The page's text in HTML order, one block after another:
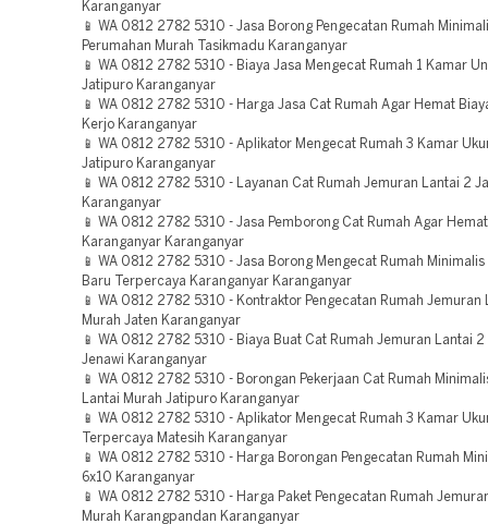
Karanganyar
📱 WA 0812 2782 5310 - Jasa Borong Pengecatan Rumah
Perumahan Murah Tasikmadu Karanganyar
📱 WA 0812 2782 5310 - Biaya Jasa Mengecat Rumah 1 Kamar
Jatipuro Karanganyar
📱 WA 0812 2782 5310 - Harga Jasa Cat Rumah Agar Hemat
Kerjo Karanganyar
📱 WA 0812 2782 5310 - Aplikator Mengecat Rumah 3 Kamar
Jatipuro Karanganyar
📱 WA 0812 2782 5310 - Layanan Cat Rumah Jemuran Lantai 2
Karanganyar
📱 WA 0812 2782 5310 - Jasa Pemborong Cat Rumah Agar
Karanganyar Karanganyar
📱 WA 0812 2782 5310 - Jasa Borong Mengecat Rumah
Baru Terpercaya Karanganyar Karanganyar
📱 WA 0812 2782 5310 - Kontraktor Pengecatan Rumah Jemuran
Murah Jaten Karanganyar
📱 WA 0812 2782 5310 - Biaya Buat Cat Rumah Jemuran Lantai 2
Jenawi Karanganyar
📱 WA 0812 2782 5310 - Borongan Pekerjaan Cat Rumah
Lantai Murah Jatipuro Karanganyar
📱 WA 0812 2782 5310 - Aplikator Mengecat Rumah 3 Kamar
Terpercaya Matesih Karanganyar
📱 WA 0812 2782 5310 - Harga Borongan Pengecatan Rumah
6x10 Karanganyar
📱 WA 0812 2782 5310 - Harga Paket Pengecatan Rumah
Murah Karangpandan Karanganyar